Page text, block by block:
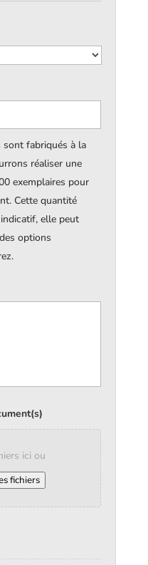
fabriqués à la
réaliser une
exemplaires pour
Cette quantité
elle peut
options
ici ou
fichiers